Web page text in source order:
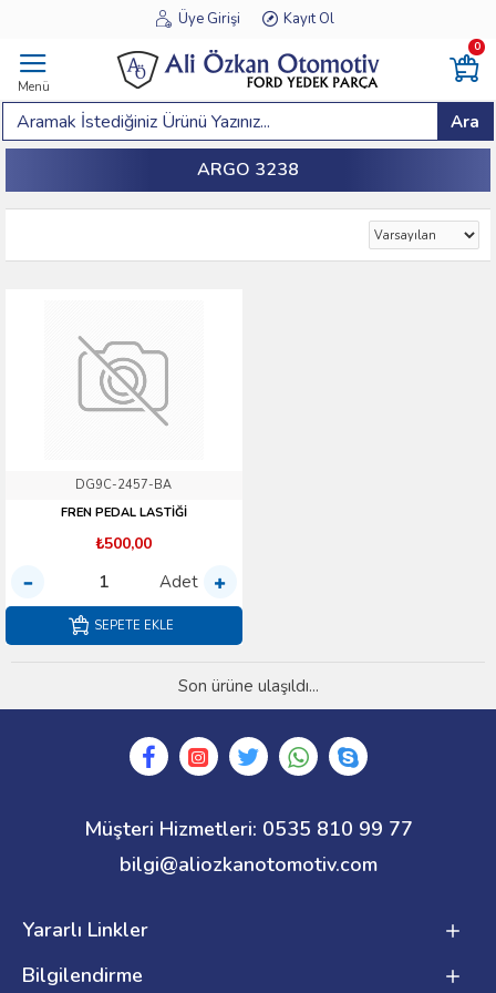
Üye Girişi Kayıt Ol
Menü
0
Ara
ARGO 3238
DG9C-2457-BA
FREN PEDAL LASTİĞİ
₺500,00
Adet
SEPETE EKLE
Son ürüne ulaşıldı...
Müşteri Hizmetleri: 0535 810 99 77
bilgi@aliozkanotomotiv.com
Yararlı Linkler
Bilgilendirme